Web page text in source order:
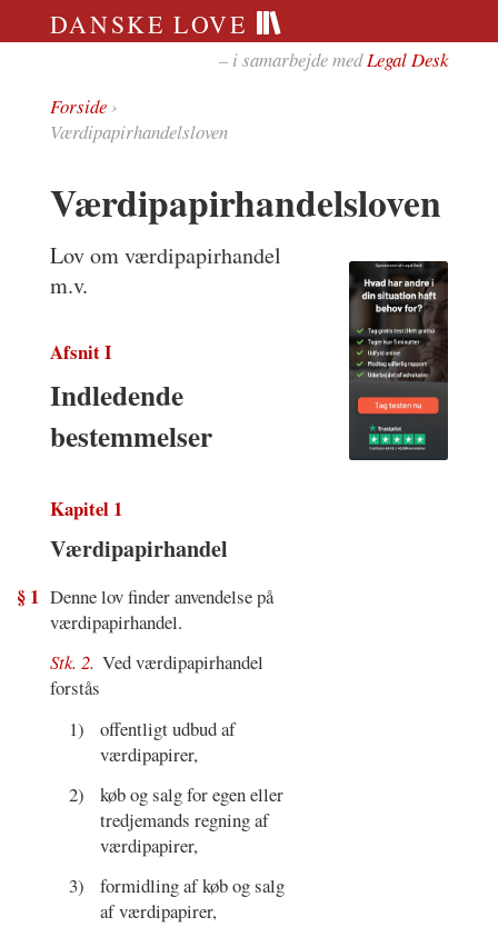
DANSKE LOVE
– i samarbejde medLegal Desk
Forside›
Værdipapirhandelsloven
Værdipapirhandelsloven
Lov om værdipapirhandel
m.v.
Afsnit I
Indledende
bestemmelser
Kapitel 1
Værdipapirhandel
§ 1 Denne lov finder anvendelse på
værdipapirhandel.
Stk. 2. Ved værdipapirhandel
forstås
1)
offentligt udbud af
værdipapirer,
2)
køb og salg for egen eller
tredjemands regning af
værdipapirer,
3)
formidling af køb og salg
af værdipapirer,